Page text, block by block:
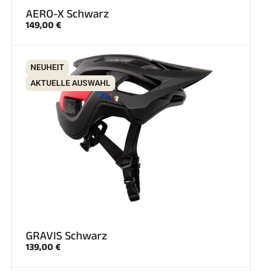
SKILANGLAUF
AERO-X Schwarz
149,00 €
NEUHEIT
AKTUELLE AUSWAHL
GRAVIS Schwarz
139,00 €